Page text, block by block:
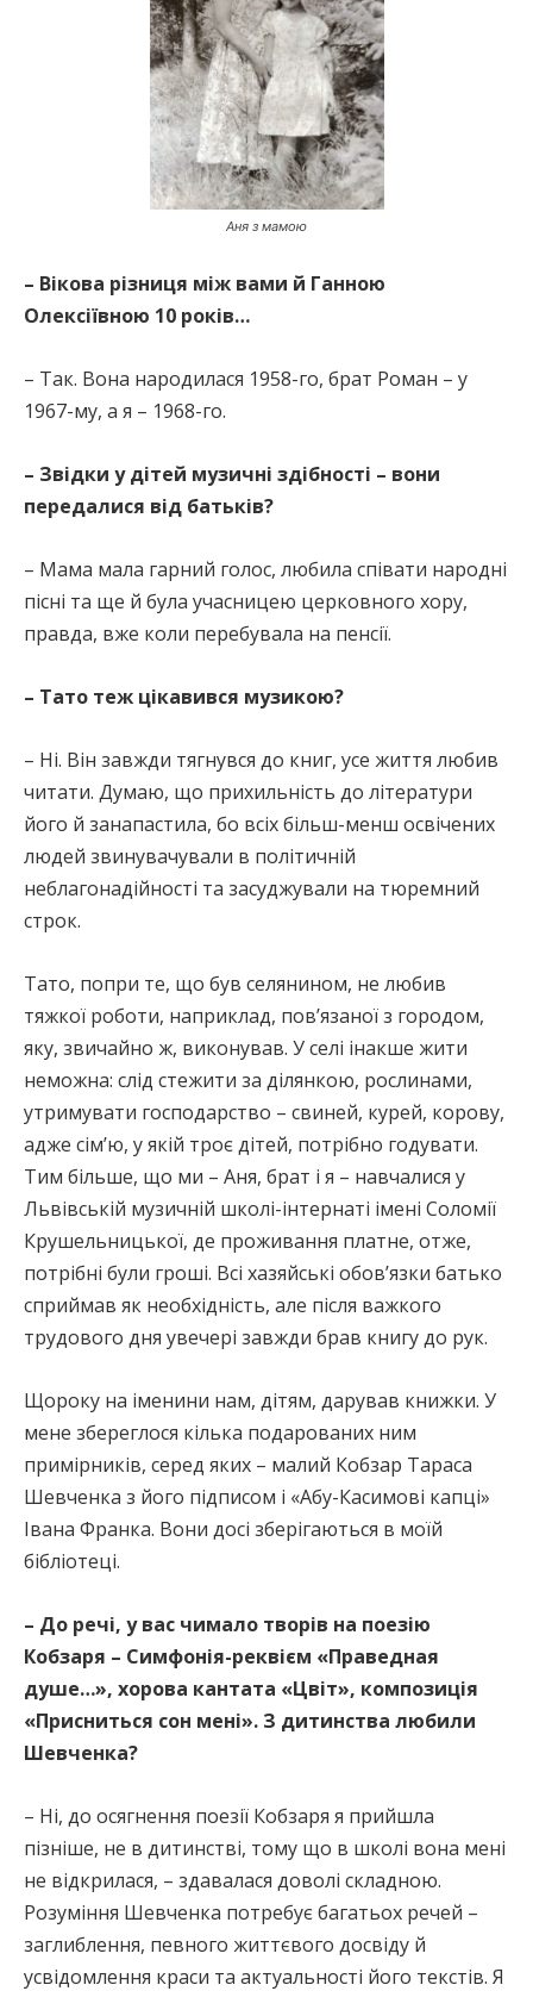
Аня з мамою
– Вікова різниця між вами й Ганною
Олексіївною 10 років…
– Так. Вона народилася 1958-го, брат Роман – у
1967-му, а я – 1968-го.
– Звідки у дітей музичні здібності – вони
передалися від батьків?
– Мама мала гарний голос, любила співати народні
пісні та ще й була учасницею церковного хору,
правда, вже коли перебувала на пенсії.
– Тато теж цікавився музикою?
– Ні. Він завжди тягнувся до книг, усе життя любив
читати. Думаю, що прихильність до літератури
його й занапастила, бо всіх більш-менш освічених
людей звинувачували в політичній
неблагонадійності та засуджували на тюремний
строк.
Тато, попри те, що був селянином, не любив
тяжкої роботи, наприклад, пов’язаної з городом,
яку, звичайно ж, виконував. У селі інакше жити
неможна: слід стежити за ділянкою, рослинами,
утримувати господарство – свиней, курей, корову,
адже сім’ю, у якій троє дітей, потрібно годувати.
Тим більше, що ми – Аня, брат і я – навчалися у
Львівській музичній школі-інтернаті імені Соломії
Крушельницької, де проживання платне, отже,
потрібні були гроші. Всі хазяйські обов’язки батько
сприймав як необхідність, але після важкого
трудового дня увечері завжди брав книгу до рук.
Щороку на іменини нам, дітям, дарував книжки. У
мене збереглося кілька подарованих ним
примірників, серед яких – малий Кобзар Тараса
Шевченка з його підписом і «Абу-Касимові капці»
Івана Франка. Вони досі зберігаються в моїй
бібліотеці.
– До речі, у вас чимало творів на поезію
Кобзаря – Симфонія-реквієм «Праведная
душе…», хорова кантата «Цвіт», композиція
«Присниться сон мені». З дитинства любили
Шевченка?
– Ні, до осягнення поезії Кобзаря я прийшла
пізніше, не в дитинстві, тому що в школі вона мені
не відкрилася, – здавалася доволі складною.
Розуміння Шевченка потребує багатьох речей –
заглиблення, певного життєвого досвіду й
усвідомлення краси та актуальності його текстів. Я